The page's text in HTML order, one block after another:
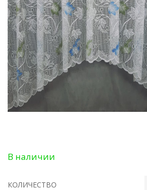
В наличии
КОЛИЧЕСТВО